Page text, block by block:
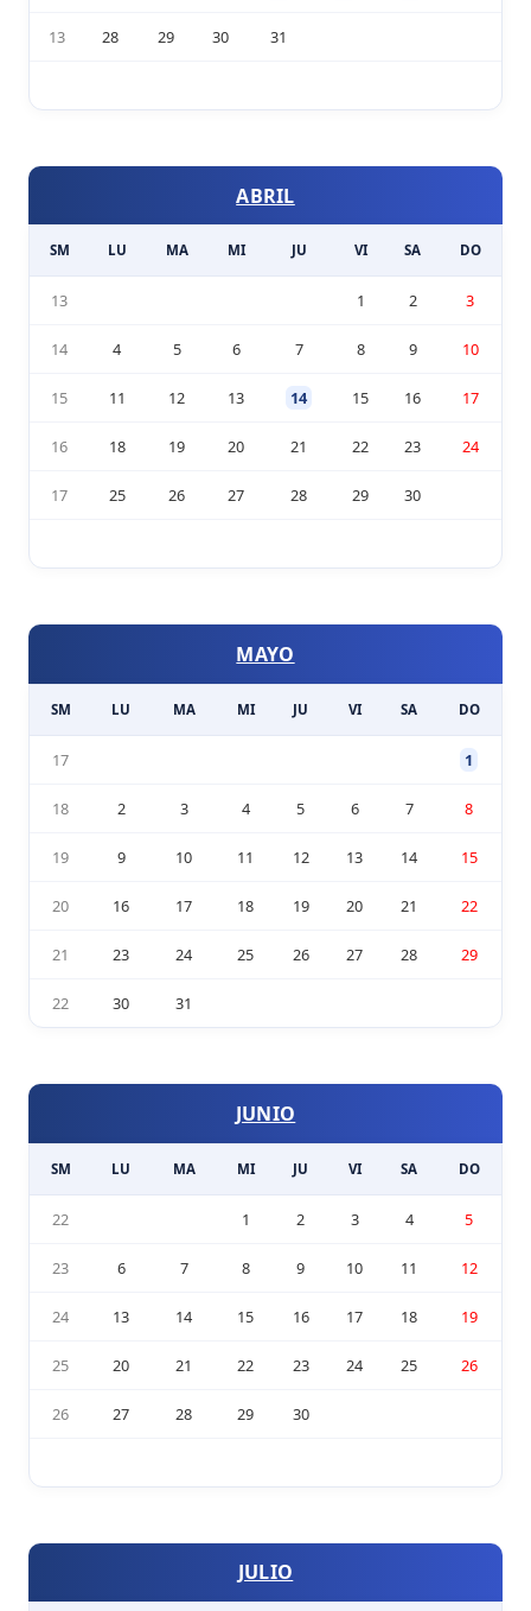
13 28 29 30 31
ABRIL
SM LU MA MI JU VI SA DO
13 1 2 3
14 4 5 6 7 8 9 10
15 11 12 13 14 15 16 17
16 18 19 20 21 22 23 24
17 25 26 27 28 29 30
MAYO
SM LU MA MI JU VI SA DO
17 1
18 2 3 4 5 6 7 8
19 9 10 11 12 13 14 15
20 16 17 18 19 20 21 22
21 23 24 25 26 27 28 29
22 30 31
JUNIO
SM LU MA MI JU VI SA DO
22 1 2 3 4 5
23 6 7 8 9 10 11 12
24 13 14 15 16 17 18 19
25 20 21 22 23 24 25 26
26 27 28 29 30
JULIO